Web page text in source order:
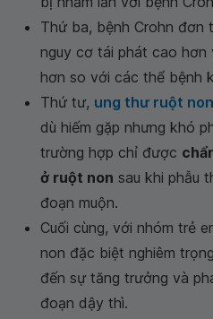
Thứ ba, bệnh Crohn đơn
nguy cơ tái phát cao hơn
hơn so với các thể bệnh
Thứ tư, ung thư ruột non
dù hiếm gặp nhưng khó
trường hợp chỉ được
ở ruột non sau khi phẫu
đoạn muộn.
Cuối cùng, với nhóm trẻ
non đặc biệt nghiêm
đến sự tăng trưởng và
đoạn dậy thì.